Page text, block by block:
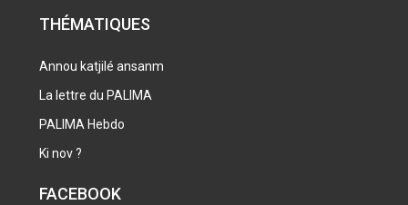
THÉMATIQUES
Annou katjilé ansanm
La lettre du PALIMA
PALIMA Hebdo
Ki nov ?
FACEBOOK